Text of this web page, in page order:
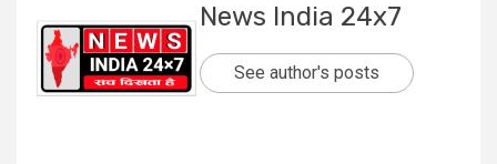
News India 24x7
See author's posts